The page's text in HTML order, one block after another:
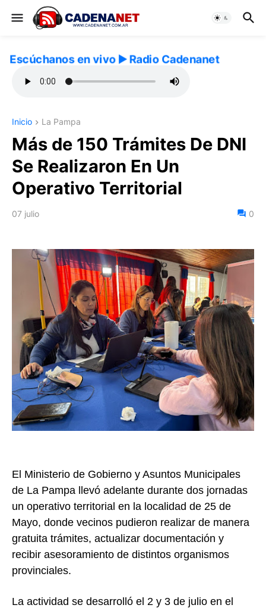
Escúchanos en vivo ▶️ Radio Cadenanet
Inicio La Pampa
Más de 150 Trámites De DNI
Se Realizaron En Un
Operativo Territorial
07 julio 0
El Ministerio de Gobierno y Asuntos Municipales
de La Pampa llevó adelante durante dos jornadas
un operativo territorial en la localidad de 25 de
Mayo, donde vecinos pudieron realizar de manera
gratuita trámites, actualizar documentación y
recibir asesoramiento de distintos organismos
provinciales.
La actividad se desarrolló el 2 y 3 de julio en el